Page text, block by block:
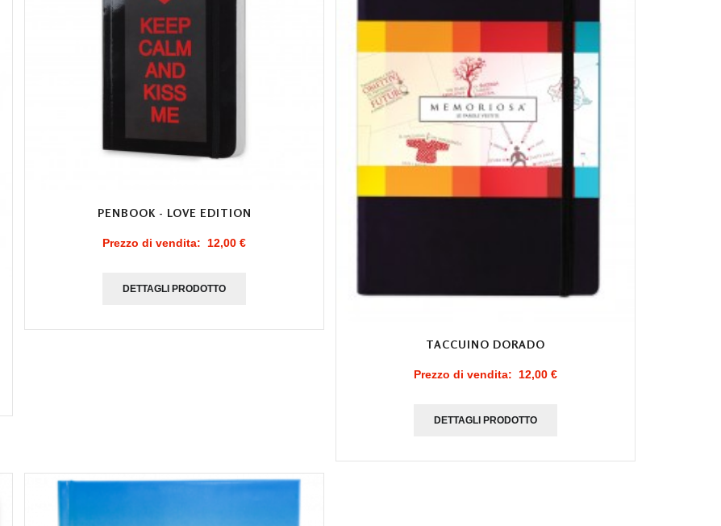
PENBOOK - LOVE EDITION
Prezzo di vendita: 12,00 €
DETTAGLI PRODOTTO
TACCUINO DORADO
Prezzo di vendita: 12,00 €
DETTAGLI PRODOTTO